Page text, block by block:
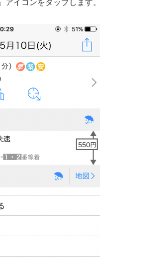
」アイコンをタップします。